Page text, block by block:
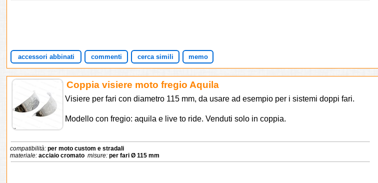
accessori abbinati commenti cerca simili memo
Coppia visiere moto fregio Aquila
Visiere per fari con diametro 115 mm, da usare ad esempio per i sistemi doppi fari.
Modello con fregio: aquila e live to ride. Venduti solo in coppia.
compatibilità:per moto custom e stradali
materiale:acciaio cromato misure:per fari Ø 115 mm